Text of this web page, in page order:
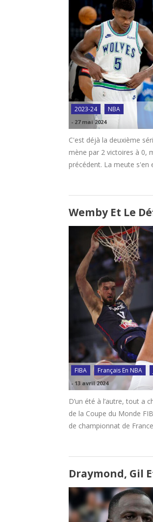
2023-24 NBA
- 27 mai 2024
C'est déjà la deuxième
mène par 2 victoires à 0,
précédent. La meute
Wemby Et Le
FIBA Français En NBA
- 13 avril 2024
D’un été à l’autre, tout a
de la Coupe du Monde
de championnat de
Draymond, Gil